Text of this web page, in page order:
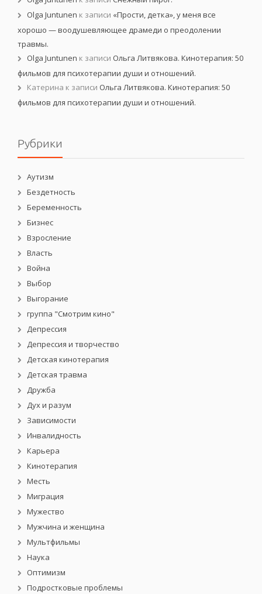
Olga Juntunen к записи «Прости, детка», у меня все
хорошо — воодушевляющее драмеди о преодолении
травмы.
Olga Juntunen к записи Ольга Литвякова. Кинотерапия: 50
фильмов для психотерапии души и отношений.
Катерина к записи Ольга Литвякова. Кинотерапия: 50
фильмов для психотерапии души и отношений.
Рубрики
Аутизм
Бездетность
Беременность
Бизнес
Взросление
Власть
Война
Выбор
Выгорание
группа "Смотрим кино"
Депрессия
Депрессия и творчество
Детская кинотерапия
Детская травма
Дружба
Дух и разум
Зависимости
Инвалидность
Карьера
Кинотерапия
Месть
Миграция
Мужество
Мужчина и женщина
Мультфильмы
Наука
Оптимизм
Подростковые проблемы